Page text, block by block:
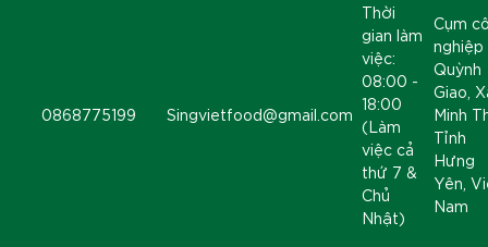
0868775199 Singvietfood@gmail.com
Thời
gian làm
việc:
08:00 -
18:00
(Làm
việc cả
thứ 7 &
Chủ
Nhật)
Cụm
nghiệp
Quỳnh
Giao,
Minh
Tỉnh
Hưng
Yên,
Nam